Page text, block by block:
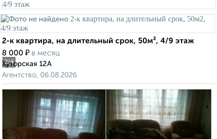
2/4
2-к квартира, на длительный срок, 50м², 4/9 этаж
8 000 ₽ в месяц
Хуторская 12А
Агентство, 06.08.2026